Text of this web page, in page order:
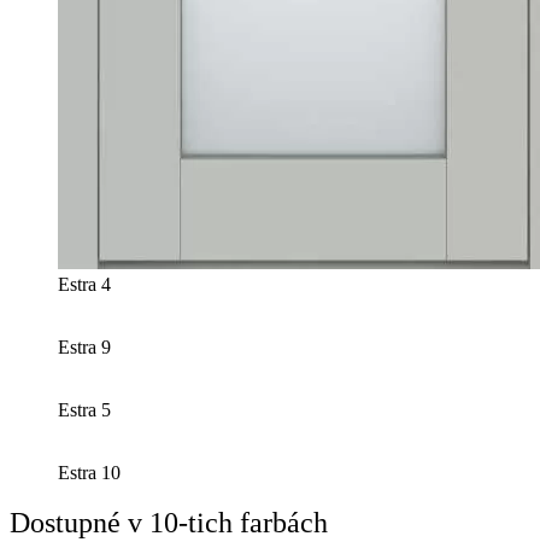
Estra 4
Estra 9
Estra 5
Estra 10
Dostupné v 10-tich farbách